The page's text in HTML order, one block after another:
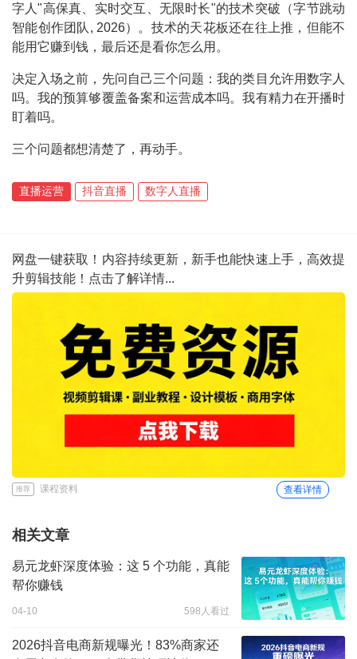
字人"高保真、实时交互、无限时长"的技术突破（字节跳动
智能创作团队, 2026）。技术的天花板还在往上推，但能不
能用它赚到钱，最后还是看你怎么用。
决定入场之前，先问自己三个问题：我的类目允许用数字人
吗。我的预算够覆盖备案和运营成本吗。我有精力在开播时
盯着吗。
三个问题都想清楚了，再动手。
直播运营 抖音直播 数字人直播
网盘一键获取！内容持续更新，新手也能快速上手，高效提
升剪辑技能！点击了解详情...
推荐 课程资料 查看详情
相关文章
易元龙虾深度体验：这 5 个功能，真能
帮你赚钱
04-10 598人看过
2026抖音电商新规曝光！83%商家还